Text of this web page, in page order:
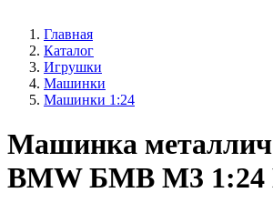
Главная
Каталог
Игрушки
Машинки
Машинки 1:24
Машинка
BMW БМВ М3 1:24